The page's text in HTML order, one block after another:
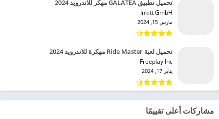
تحميل تطبيق GALATEA مهكر للاندرويد 2024
Inkitt GmbH‏
مارس 15, 2024
تحميل لعبة Ride Master مهكرة للاندرويد 2024
Freeplay Inc‏
يناير 17, 2024
مشاركات أعلى تقييمًا